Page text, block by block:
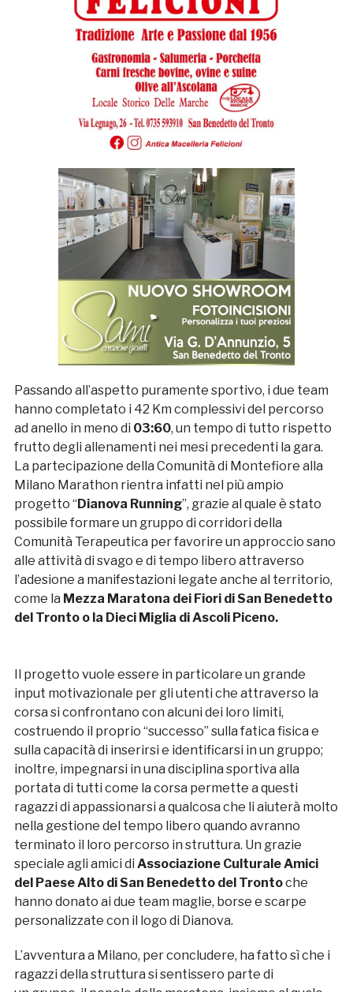
Passando all’aspetto puramente sportivo, i due team
hanno completato i 42 Km complessivi del percorso
ad anello in meno di 03:60, un tempo di tutto rispetto
frutto degli allenamenti nei mesi precedenti la gara.
La partecipazione della Comunità di Montefiore alla
Milano Marathon rientra infatti nel più ampio
progetto “Dianova Running”, grazie al quale è stato
possibile formare un gruppo di corridori della
Comunità Terapeutica per favorire un approccio sano
alle attività di svago e di tempo libero attraverso
l’adesione a manifestazioni legate anche al territorio,
come la Mezza Maratona dei Fiori di San Benedetto
del Tronto o la Dieci Miglia di Ascoli Piceno.
Il progetto vuole essere in particolare un grande
input motivazionale per gli utenti che attraverso la
corsa si confrontano con alcuni dei loro limiti,
costruendo il proprio “successo” sulla fatica fisica e
sulla capacità di inserirsi e identificarsi in un gruppo;
inoltre, impegnarsi in una disciplina sportiva alla
portata di tutti come la corsa permette a questi
ragazzi di appassionarsi a qualcosa che li aiuterà molto
nella gestione del tempo libero quando avranno
terminato il loro percorso in struttura. Un grazie
speciale agli amici di Associazione Culturale Amici
del Paese Alto di San Benedetto del Trontoche
hanno donato ai due team maglie, borse e scarpe
personalizzate con il logo di Dianova.
L’avventura a Milano, per concludere, ha fatto sì che i
ragazzi della struttura si sentissero parte di